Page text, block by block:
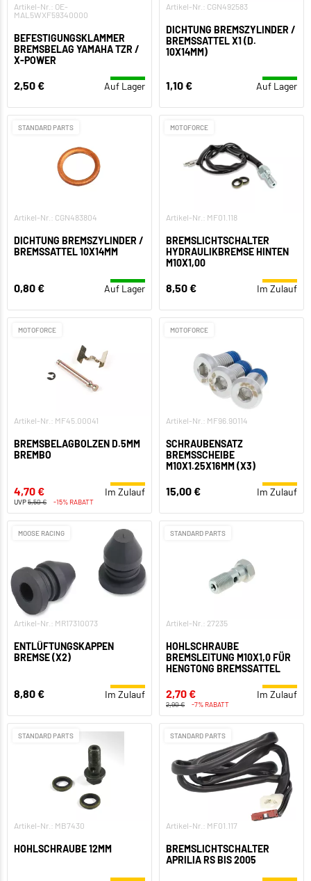
Artikel-Nr.: OE-
MAL5WXF59340000
BEFESTIGUNGSKLAMMER
BREMSBELAG YAMAHA TZR /
X-POWER
2,50 € Auf Lager
Artikel-Nr.: CGN492583
DICHTUNG BREMSZYLINDER /
BREMSSATTEL X1 (D.
10X14MM)
1,10 € Auf Lager
STANDARD PARTS
Artikel-Nr.: CGN483804
DICHTUNG BREMSZYLINDER /
BREMSSATTEL 10X14MM
0,80 € Auf Lager
MOTOFORCE
Artikel-Nr.: MF01.118
BREMSLICHTSCHALTER
HYDRAULIKBREMSE HINTEN
M10X1,00
8,50 € Im Zulauf
MOTOFORCE
Artikel-Nr.: MF45.00041
BREMSBELAGBOLZEN D.5MM
BREMBO
4,70 € Im Zulauf
UVP5,50 € -15% RABATT
MOTOFORCE
Artikel-Nr.: MF96.90114
SCHRAUBENSATZ
BREMSSCHEIBE
M10X1.25X16MM (X3)
15,00 € Im Zulauf
MOOSE RACING
Artikel-Nr.: MR17310073
ENTLÜFTUNGSKAPPEN
BREMSE (X2)
8,80 € Im Zulauf
STANDARD PARTS
Artikel-Nr.: 27235
HOHLSCHRAUBE
BREMSLEITUNG M10X1,0 FÜR
HENGTONG BREMSSATTEL
2,70 € Im Zulauf
2,90 € -7% RABATT
STANDARD PARTS
Artikel-Nr.: MB7430
HOHLSCHRAUBE 12MM
STANDARD PARTS
Artikel-Nr.: MF01.117
BREMSLICHTSCHALTER
APRILIA RS BIS 2005